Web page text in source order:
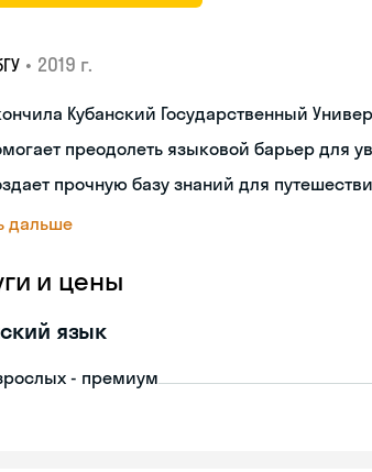
• 2019 г.
Кубанский Государственный
преодолеть языковой барьер для
прочную базу знаний для
дальше
и цены
язык
- премиум